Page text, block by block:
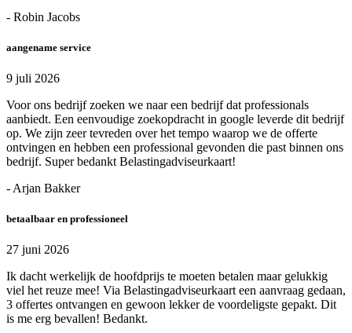
- Robin Jacobs
aangename service
9 juli 2026
Voor ons bedrijf zoeken we naar een bedrijf dat professionals
aanbiedt. Een eenvoudige zoekopdracht in google leverde dit bedrijf
op. We zijn zeer tevreden over het tempo waarop we de offerte
ontvingen en hebben een professional gevonden die past binnen ons
bedrijf. Super bedankt Belastingadviseurkaart!
- Arjan Bakker
betaalbaar en professioneel
27 juni 2026
Ik dacht werkelijk de hoofdprijs te moeten betalen maar gelukkig
viel het reuze mee! Via Belastingadviseurkaart een aanvraag gedaan,
3 offertes ontvangen en gewoon lekker de voordeligste gepakt. Dit
is me erg bevallen! Bedankt.